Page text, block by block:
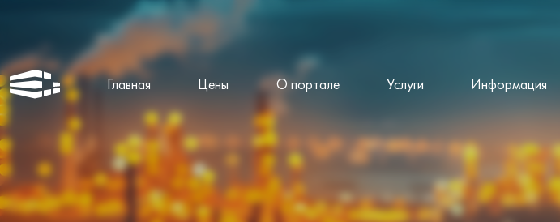
Главная Цены О портале Услуги Информация